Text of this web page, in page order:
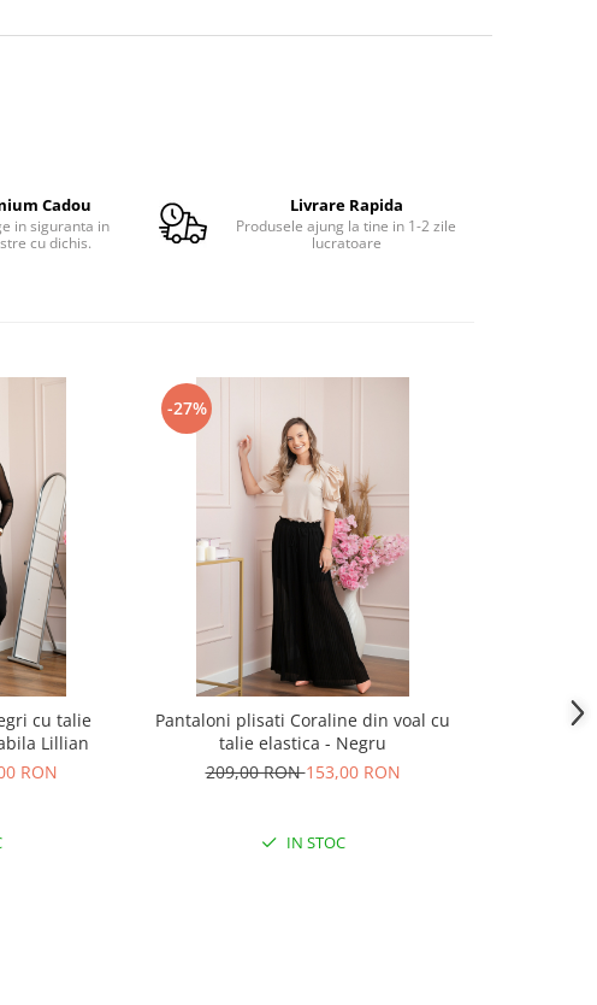
Cadou
in siguranta in
cu dichis.
Livrare Rapida
Produsele ajung la tine in 1-2 zile
lucratoare
cu talie
Lillian
RON
-27%
Pantaloni plisati Coraline din voal cu
talie elastica - Negru
209,00 RON153,00 RON
IN STOC